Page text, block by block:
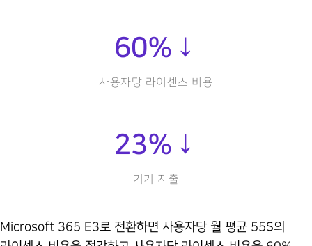
60%↓
사용자당 라이센스 비용
23%↓
기기 지출
Microsoft 365 E3로 전환하면 사용자당 월 평균 55$의